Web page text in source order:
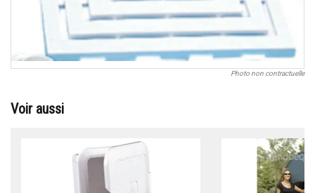
Photo non contractuelle
Voir aussi